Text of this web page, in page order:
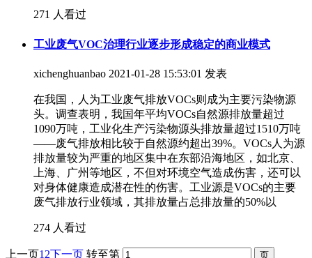
271 人看过
工业废气VOC治理行业逐步形成稳定的商业模式
xichenghuanbao 2021-01-28 15:53:01 发表
在我国，人为工业废气排放VOCs则成为主要污染物源
头。调查表明，我国年平均VOCs自然源排放量超过
1090万吨，工业化生产污染物源头排放量超过1510万吨
——废气排放相比较于自然源约超出39%。VOCs人为源
排放量较为严重的地区集中在东部沿海地区，如北京、
上海、广州等地区，不但对环境空气造成伤害，还可以
对身体健康造成潜在性的伤害。工业源是VOCs的主要
废气排放行业领域，其排放量占总排放量的50%以
274 人看过
上一页1 2下一页 转至第